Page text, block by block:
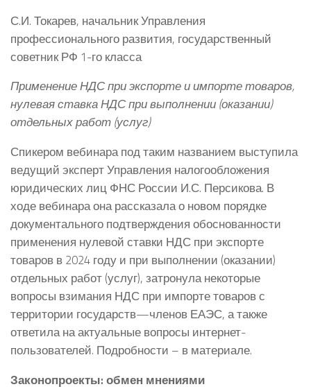
С.И. Токарев, начальник Управления
профессионального развития, государственный
советник РФ 1-го класса
Применение НДС при экспорте и импорте товаров,
нулевая ставка НДС при выполнении (оказании)
отдельных работ (услуг)
Спикером вебинара под таким названием выступила
ведущий эксперт Управления налогообложения
юридических лиц ФНС России И.С. Персикова. В
ходе вебинара она рассказала о новом порядке
документального подтверждения обоснованности
применения нулевой ставки НДС при экспорте
товаров в 2024 году и при выполнении (оказании)
отдельных работ (услуг), затронула некоторые
вопросы взимания НДС при импорте товаров с
территории государств—членов ЕАЭС, а также
ответила на актуальные вопросы интернет-
пользователей. Подробности – в материале.
Законопроекты: обмен мнениями